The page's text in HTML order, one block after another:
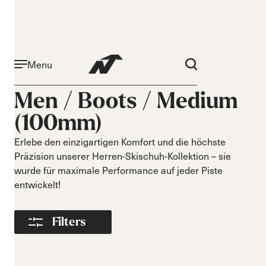
Menu
Men / Boots / Medium
(100mm)
Erlebe den einzigartigen Komfort und die höchste
Präzision unserer Herren-Skischuh-Kollektion – sie
wurde für maximale Performance auf jeder Piste
entwickelt!
Filters
Narrow 96mm
Narrow 98mm
Medium 99mm
Medium 100mm
Medium wide
102mm
Wide 104mm
Anfänger
Flex